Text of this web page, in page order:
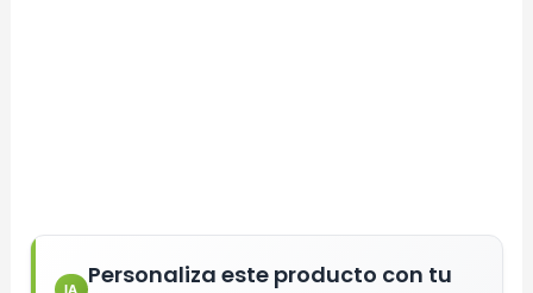
IA
Personaliza este producto con tu